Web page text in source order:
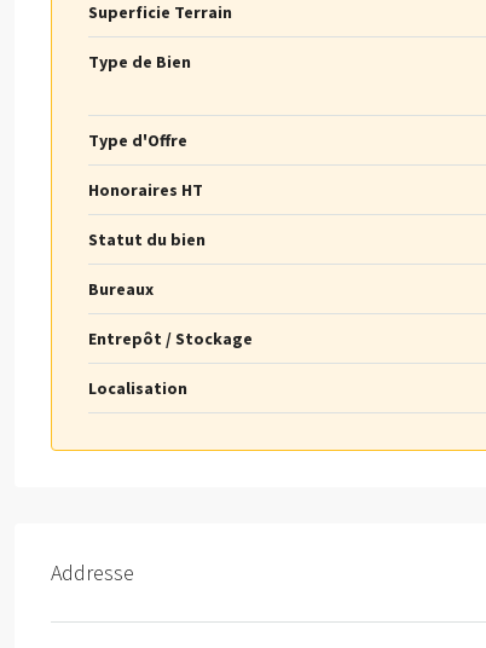
Superficie Terrain
Type de Bien
Type d'Offre
Honoraires HT
Statut du bien
Bureaux
Entrepôt / Stockage
Localisation
Addresse